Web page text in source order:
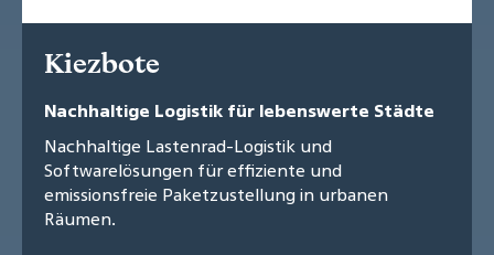
Kiezbote
Nachhaltige Logistik für lebenswerte Städte
Nachhaltige Lastenrad-Logistik und
Softwarelösungen für effiziente und
emissionsfreie Paketzustellung in urbanen
Räumen.